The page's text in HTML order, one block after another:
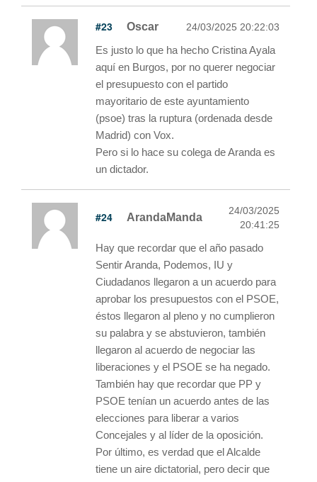
#23 Oscar 24/03/2025 20:22:03
Es justo lo que ha hecho Cristina Ayala
aquí en Burgos, por no querer negociar
el presupuesto con el partido
mayoritario de este ayuntamiento
(psoe) tras la ruptura (ordenada desde
Madrid) con Vox.
Pero si lo hace su colega de Aranda es
un dictador.
#24 ArandaManda
24/03/2025
20:41:25
Hay que recordar que el año pasado
Sentir Aranda, Podemos, IU y
Ciudadanos llegaron a un acuerdo para
aprobar los presupuestos con el PSOE,
éstos llegaron al pleno y no cumplieron
su palabra y se abstuvieron, también
llegaron al acuerdo de negociar las
liberaciones y el PSOE se ha negado.
También hay que recordar que PP y
PSOE tenían un acuerdo antes de las
elecciones para liberar a varios
Concejales y al líder de la oposición.
Por último, es verdad que el Alcalde
tiene un aire dictatorial, pero decir que